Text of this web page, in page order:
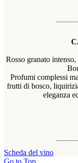
Rosso granato
Profumi complessi
frutti di bosco,
eleganza
Scheda del vino
Go to Top